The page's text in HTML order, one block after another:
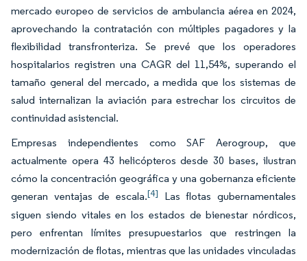
mercado europeo de servicios de ambulancia aérea en 2024,
aprovechando la contratación con múltiples pagadores y la
flexibilidad transfronteriza. Se prevé que los operadores
hospitalarios registren una CAGR del 11,54%, superando el
tamaño general del mercado, a medida que los sistemas de
salud internalizan la aviación para estrechar los circuitos de
continuidad asistencial.
Empresas independientes como SAF Aerogroup, que
actualmente opera 43 helicópteros desde 30 bases, ilustran
cómo la concentración geográfica y una gobernanza eficiente
generan ventajas de escala.[4]
Las flotas gubernamentales
siguen siendo vitales en los estados de bienestar nórdicos,
pero enfrentan límites presupuestarios que restringen la
modernización de flotas, mientras que las unidades vinculadas